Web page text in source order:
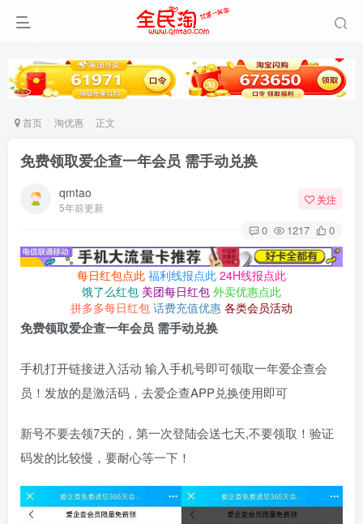
首页 淘优惠 正文
免费领取爱企查一年会员 需手动兑换
qmtao
5年前更新
关注
0 1217 0
每日红包点此 福利线报点此 24H线报点此
饿了么红包 美团每日红包 外卖优惠点此
拼多多每日红包 话费充值优惠 各类会员活动
免费领取爱企查一年会员 需手动兑换
手机打开链接进入活动 输入手机号即可领取一年爱企查会
员！发放的是激活码，去爱企查APP兑换使用即可
新号不要去领7天的，第一次登陆会送七天,不要领取！验证
码发的比较慢，要耐心等一下！